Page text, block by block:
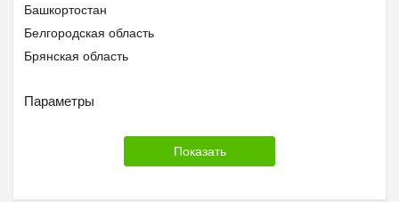
Башкортостан
Белгородская область
Брянская область
Владимирская область
Параметры